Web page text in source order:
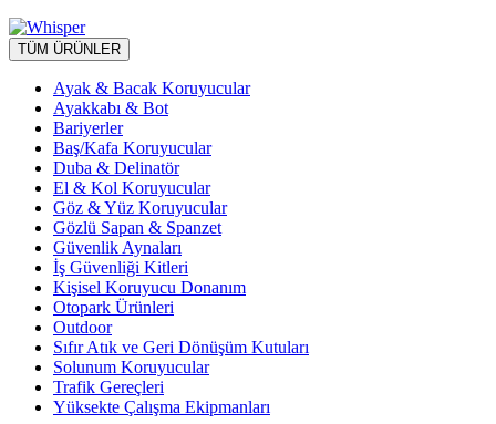
TÜM ÜRÜNLER
Ayak & Bacak Koruyucular
Ayakkabı & Bot
Bariyerler
Baş/Kafa Koruyucular
Duba & Delinatör
El & Kol Koruyucular
Göz & Yüz Koruyucular
Gözlü Sapan & Spanzet
Güvenlik Aynaları
İş Güvenliği Kitleri
Kişisel Koruyucu Donanım
Otopark Ürünleri
Outdoor
Sıfır Atık ve Geri Dönüşüm Kutuları
Solunum Koruyucular
Trafik Gereçleri
Yüksekte Çalışma Ekipmanları